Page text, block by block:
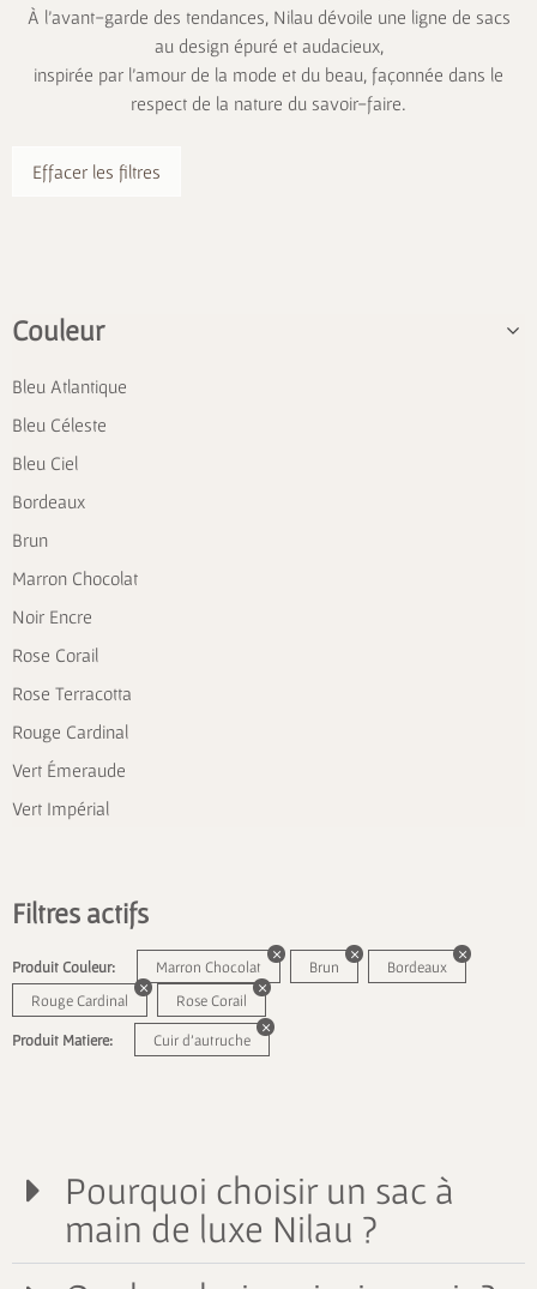
À l’avant-garde des tendances, Nilau dévoile une ligne de sacs
au design épuré et audacieux,
inspirée par l’amour de la mode et du beau, façonnée dans le
respect de la nature du savoir-faire.
Effacer les filtres
Couleur
Bleu Atlantique
Bleu Céleste
Bleu Ciel
Bordeaux
Brun
Marron Chocolat
Noir Encre
Rose Corail
Rose Terracotta
Rouge Cardinal
Vert Émeraude
Vert Impérial
Filtres actifs
Produit Couleur: Marron Chocolat Brun
Bordeaux
Rouge Cardinal
Rose Corail
Produit Matiere: Cuir d'autruche
Pourquoi choisir un sac à
main de luxe Nilau ?